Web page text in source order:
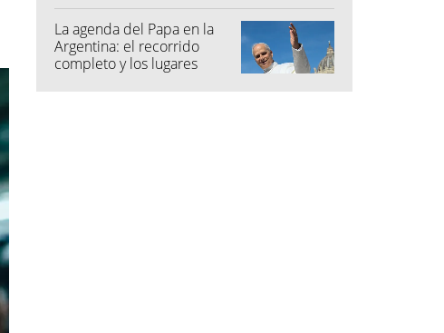
La agenda del Papa en la
Argentina: el recorrido
completo y los lugares